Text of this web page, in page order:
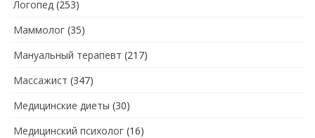
Логопед (253)
Маммолог (35)
Мануальный терапевт (217)
Массажист (347)
Медицинские диеты (30)
Медицинский психолог (16)